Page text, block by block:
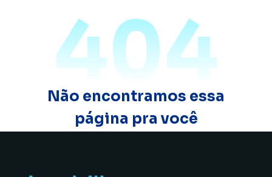
404
Não encontramos essa
página pra você